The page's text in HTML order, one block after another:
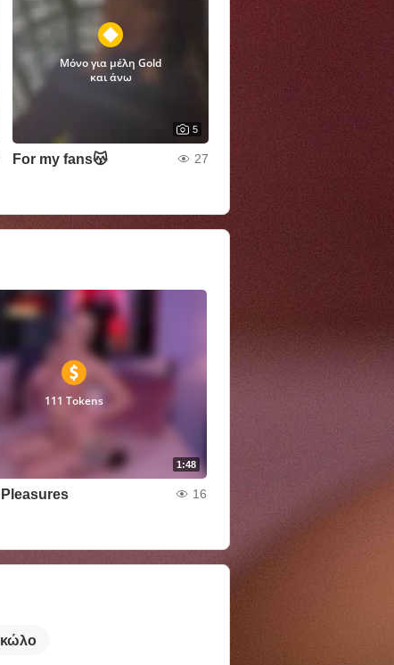
Μόνο για μέλη Gold
και άνω
5
For my fans😽 27
1:48
111 Tokens
16
κώλο